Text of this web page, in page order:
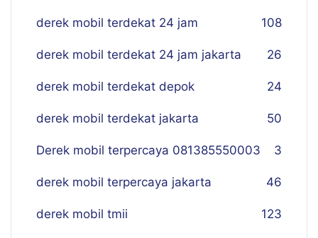
derek mobil terdekat 24 jam 108
derek mobil terdekat 24 jam jakarta 26
derek mobil terdekat depok 24
derek mobil terdekat jakarta 50
Derek mobil terpercaya 081385550003 3
derek mobil terpercaya jakarta 46
derek mobil tmii 123